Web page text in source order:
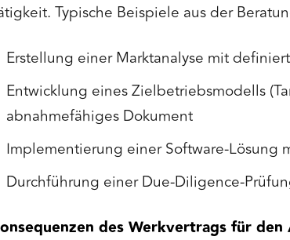
Typische Beispiele aus der
Erstellung einer Marktanalyse mit
Entwicklung eines Zielbetriebsmodells
abnahmefähiges Dokument
Implementierung einer Software-Lösung
Durchführung einer Due-Diligence-
des Werkvertrags für